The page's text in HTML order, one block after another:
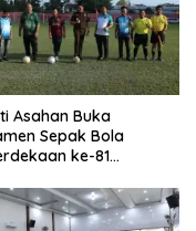
Asahan Buka
Sepak Bola
ke-81
Asahan